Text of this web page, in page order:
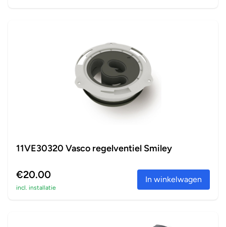
11VE30320 Vasco regelventiel Smiley
€20.00
incl. installatie
In winkelwagen